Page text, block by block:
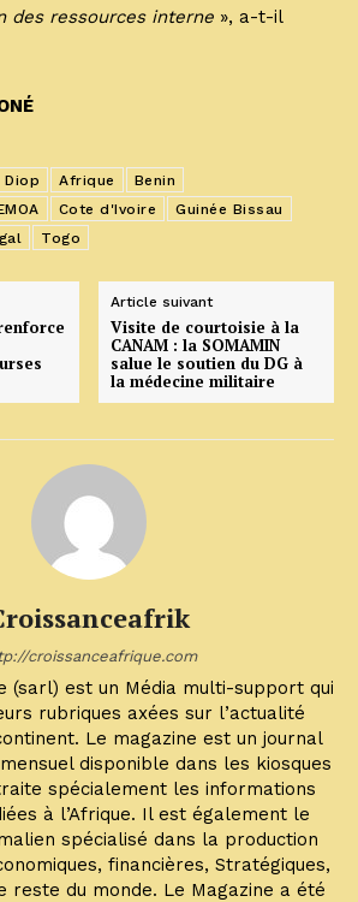
des ressources interne », a-t-il
Diop Afrique
Benin
Cote d'Ivoire
Guinée Bissau
Togo
Article suivant
Visite de courtoisie à la
CANAM : la SOMAMIN
salue le soutien du DG à
la médecine militaire
croissanceafrique.com
(sarl) est un Média multi-support qui
rubriques axées sur l’actualité
Le magazine est un journal
disponible dans les kiosques
spécialement les informations
à l’Afrique. Il est également le
spécialisé dans la production
financières, Stratégiques,
reste du monde. Le Magazine a été